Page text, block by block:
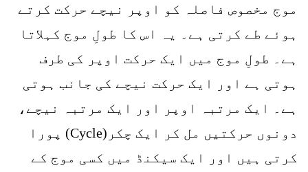
موج مخصوص فاصلہ کو اوپر نیچے حرکت کرتے
ہوئے طے کرتی ہے۔ یہ اس کا طولِ موج کہلاتا
ہے۔ طولِ موج میں ایک حرکت اوپر کی طرف
ہوتی ہے اور ایک حرکت نیچے کی جانب ہوتی
ہے۔ ایک مرتبہ اوپر اور ایک مرتبہ نیچے،
دونوں حرکتیں مل کر ایک چکر(Cycle) پورا
کرتی ہیں اور ایک سیکنڈ میں کسی موج کے